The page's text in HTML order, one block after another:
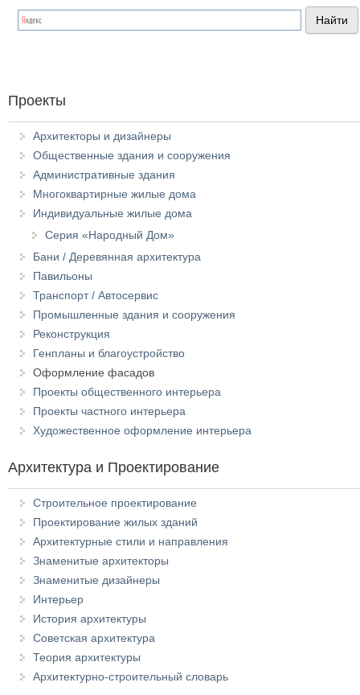
Проекты
Архитекторы и дизайнеры
Общественные здания и сооружения
Административные здания
Многоквартирные жилые дома
Индивидуальные жилые дома
Серия «Народный Дом»
Бани / Деревянная архитектура
Павильоны
Транспорт / Автосервис
Промышленные здания и сооружения
Реконструкция
Генпланы и благоустройство
Оформление фасадов
Проекты общественного интерьера
Проекты частного интерьера
Художественное оформление интерьера
Архитектура и Проектирование
Строительное проектирование
Проектирование жилых зданий
Архитектурные стили и направления
Знаменитые архитекторы
Знаменитые дизайнеры
Интерьер
История архитектуры
Советская архитектура
Теория архитектуры
Архитектурно-строительный словарь